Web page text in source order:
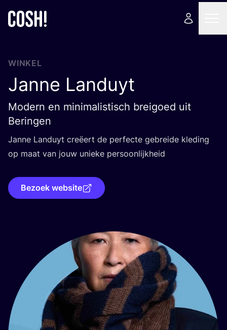
WINKEL
Janne Landuyt
Modern en minimalistisch breigoed uit
Beringen
Jan­ne Lan­duyt cre­ëert de per­fec­te gebrei­de kle­ding
op maat van jouw unie­ke persoonlijkheid
Bezoek website